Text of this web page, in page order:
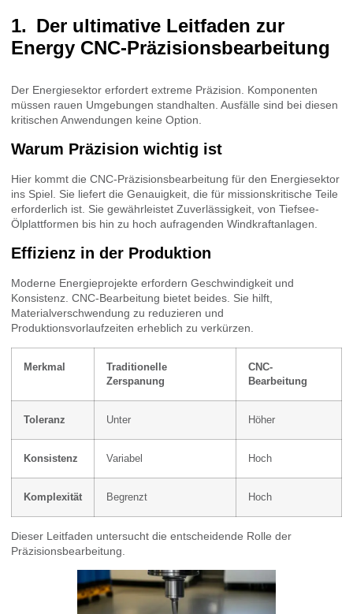
Der ultimative Leitfaden zur
Energy CNC-Präzisionsbearbeitung
Der Energiesektor erfordert extreme Präzision. Komponenten
müssen rauen Umgebungen standhalten. Ausfälle sind bei diesen
kritischen Anwendungen keine Option.
Warum Präzision wichtig ist
Hier kommt die CNC-Präzisionsbearbeitung für den Energiesektor
ins Spiel. Sie liefert die Genauigkeit, die für missionskritische Teile
erforderlich ist. Sie gewährleistet Zuverlässigkeit, von Tiefsee-
Ölplattformen bis hin zu hoch aufragenden Windkraftanlagen.
Effizienz in der Produktion
Moderne Energieprojekte erfordern Geschwindigkeit und
Konsistenz. CNC-Bearbeitung bietet beides. Sie hilft,
Materialverschwendung zu reduzieren und
Produktionsvorlaufzeiten erheblich zu verkürzen.
Merkmal
Traditionelle
Zerspanung
CNC-
Bearbeitung
Toleranz Unter Höher
Konsistenz Variabel Hoch
Komplexität Begrenzt Hoch
Dieser Leitfaden untersucht die entscheidende Rolle der
Präzisionsbearbeitung.